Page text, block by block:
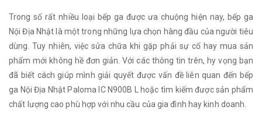
Trong số rất nhiều loại bếp ga được ưa chuộng hiện nay, bếp ga
Nội Địa Nhật là một trong những lựa chọn hàng đầu của người tiêu
dùng. Tuy nhiên, việc sửa chữa khi gặp phải sự cố hay mua sản
phẩm mới không hề đơn giản. Với các thông tin trên, hy vọng bạn
đã biết cách giúp mình giải quyết được vấn đề liên quan đến bếp
ga Nội Địa Nhật Paloma IC N900B L hoặc tìm kiếm được sản phẩm
chất lượng cao phù hợp với nhu cầu của gia đình hay kinh doanh.